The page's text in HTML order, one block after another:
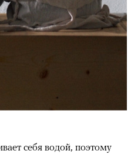
себя водой, поэтому